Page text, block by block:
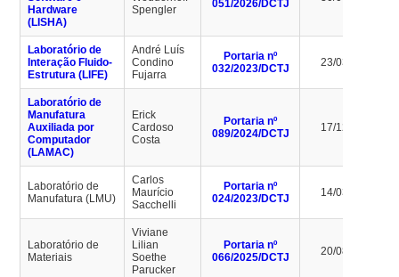
Hardware
(LISHA)
Spengler
051/2026/DCTJ
Laboratório de
Interação Fluido-
Estrutura (LIFE)
André Luís
Condino
Fujarra
Portaria nº
032/2023/DCTJ
23/03/2027
Laboratório de
Manufatura
Auxiliada por
Computador
(LAMAC)
Erick
Cardoso
Costa
Portaria nº
089/2024/DCTJ
17/12/2028
Laboratório de
Manufatura (LMU)
Carlos
Maurício
Sacchelli
Portaria nº
024/2023/DCTJ
14/03/2027
Laboratório de
Materiais
Viviane
Lilian
Soethe
Parucker
Portaria nº
066/2025/DCTJ
20/08/2027